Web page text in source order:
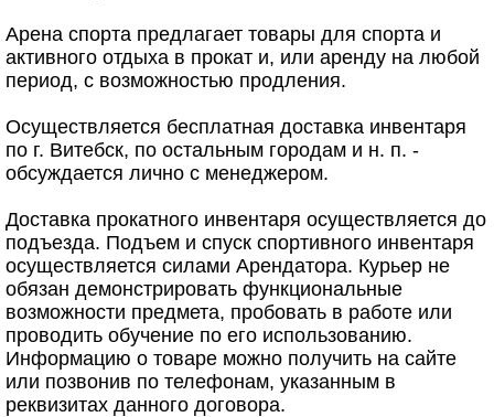
Арена спорта предлагает товары для спорта и
активного отдыха в прокат и, или аренду на любой
период, с возможностью продления.
Осуществляется бесплатная доставка инвентаря
по г. Витебск, по остальным городам и н. п. -
обсуждается лично с менеджером.
Доставка прокатного инвентаря осуществляется до
подъезда. Подъем и спуск спортивного инвентаря
осуществляется силами Арендатора. Курьер не
обязан демонстрировать функциональные
возможности предмета, пробовать в работе или
проводить обучение по его использованию.
Информацию о товаре можно получить на сайте
или позвонив по телефонам, указанным в
реквизитах данного договора.